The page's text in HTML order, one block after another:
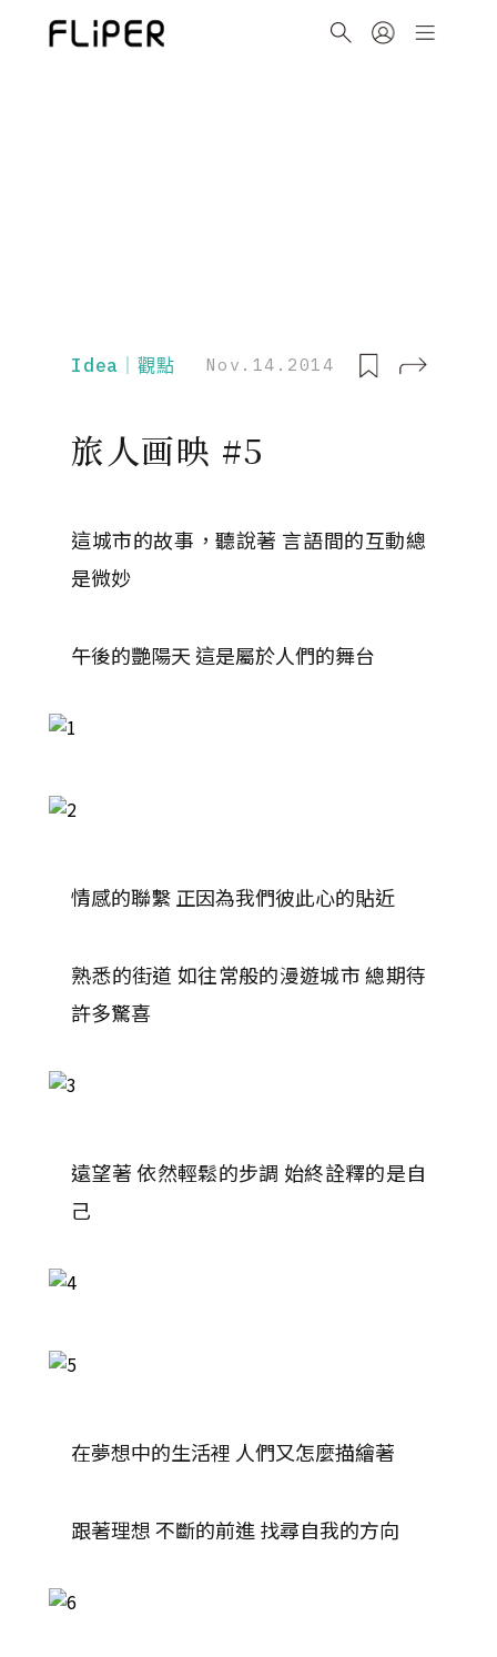
Idea｜觀點 Nov.14.2014
旅人画映 #5
這城市的故事，聽說著 言語間的互動總
是微妙
午後的艷陽天 這是屬於人們的舞台
情感的聯繫 正因為我們彼此心的貼近
熟悉的街道 如往常般的漫遊城市 總期待
許多驚喜
遠望著 依然輕鬆的步調 始終詮釋的是自
己
在夢想中的生活裡 人們又怎麼描繪著
跟著理想 不斷的前進 找尋自我的方向